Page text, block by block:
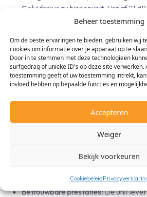
Beheer toestemming
Om de beste ervaringen te bieden, gebruiken wij
cookies om informatie over je apparaat op te
Door in te stemmen met deze technologieën
surfgedrag of unieke ID's op deze site verwerken.
toestemming geeft of uw toestemming intrekt,
invloed hebben op bepaalde functies en
Accepteren
Weiger
Bekijk voorkeuren
Cookiebeleid
Geluidsniveau binnenunit: Vanaf 21
Afmetingen binnenunit (B x H x D):
Koudemiddel: R32
Energiezuinig: De Daikin Stylish 4,2
een laag energieverbruik, wat
Stil en comfortabel: Het lage
slaapkamers, kleine kantoren of
Betrouwbare prestaties: De unit